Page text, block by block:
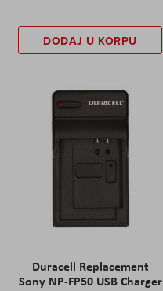
DODAJ U KORPU
Duracell Replacement
Sony NP-FP50 USB Charger